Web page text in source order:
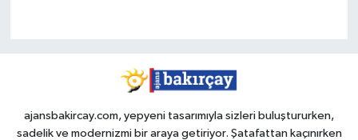
ajansbakircay.com, yepyeni tasarımıyla sizleri buluştururken,
sadelik ve modernizmi bir araya getiriyor. Şatafattan kaçınırken